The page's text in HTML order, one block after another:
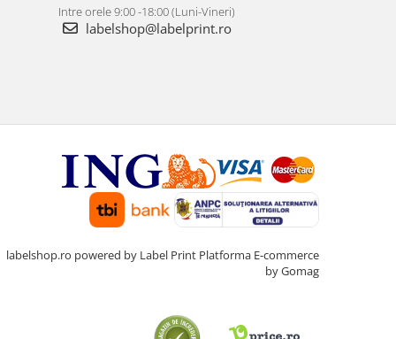
Intre orele 9:00 -18:00 (Luni-Vineri)
labelshop@labelprint.ro
labelshop.ro powered by Label Print Platforma E-commerce
by Gomag